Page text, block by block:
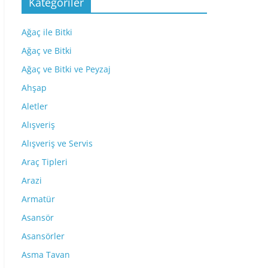
Ağaç ile Bitki
Ağaç ve Bitki
Ağaç ve Bitki ve Peyzaj
Ahşap
Aletler
Alışveriş
Alışveriş ve Servis
Araç Tipleri
Arazi
Armatür
Asansör
Asansörler
Asma Tavan